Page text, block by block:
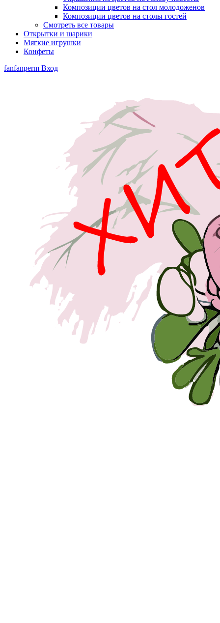
Композиции цветов на стол молодоженов
Композиции цветов на столы гостей
Смотреть все товары
Открытки и шарики
Мягкие игрушки
Конфеты
fanfanperm Вход